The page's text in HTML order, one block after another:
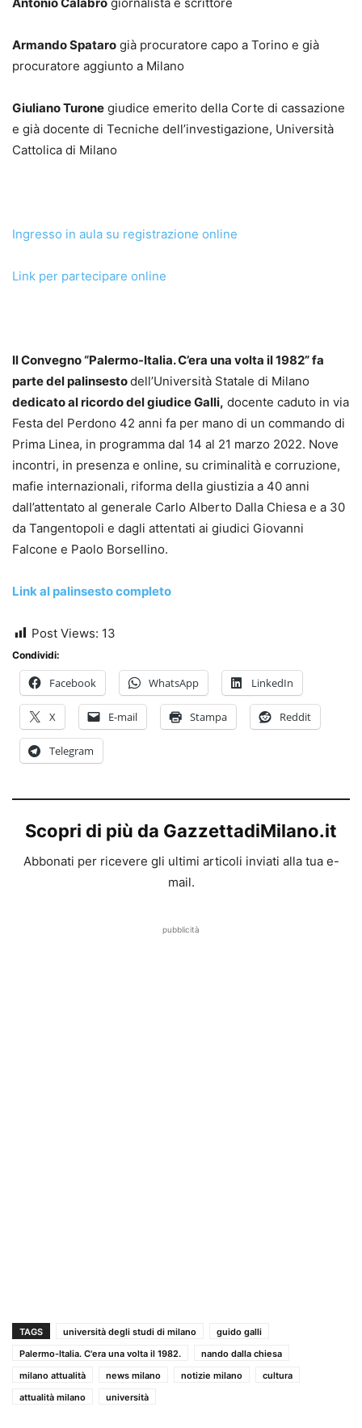
Armando Spataro già procuratore capo a Torino e già
procuratore aggiunto a Milano
Giuliano Turone giudice emerito della Corte di cassazione
e già docente di Tecniche dell’investigazione, Università
Cattolica di Milano
Ingresso in aula su registrazione online
Link per partecipare online
Il Convegno“Palermo-Italia. C’era una volta il 1982” fa
parte del palinsestodell’Università Statale di Milano
dedicato al ricordo del giudice Galli, docente caduto in via
Festa del Perdono 42 anni fa per mano di un commando di
Prima Linea, in programma dal 14 al 21 marzo 2022. Nove
incontri, in presenza e online, su criminalità e corruzione,
mafie internazionali, riforma della giustizia a 40 anni
dall’attentato al generale Carlo Alberto Dalla Chiesa e a 30
da Tangentopoli e dagli attentati ai giudici Giovanni
Falcone e Paolo Borsellino.
Link al palinsesto completo
Post Views: 13
Condividi:
Facebook WhatsApp LinkedIn
X E-mail Stampa Reddit
Telegram
Scopri di più da GazzettadiMilano.it
Abbonati per ricevere gli ultimi articoli inviati alla tua e-
mail.
pubblicità
TAGS università degli studi di milano
guido galli
Palermo-Italia. C'era una volta il 1982.
nando dalla chiesa
milano attualità
news milano notizie milano
cultura
attualità milano
università